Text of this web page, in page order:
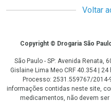
Voltar
CopyrightCopyright © Drogaria São
São Paulo - SP: Avenida Renata,
Gislaine Lima Meo CRF 40.354 |
Processo: 2531.559767/
informações contidas neste site,
medicamentos, não devem